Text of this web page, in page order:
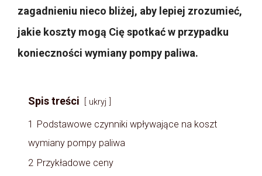
zagadnieniu nieco bliżej, aby lepiej zrozumieć,
jakie koszty mogą Cię spotkać w przypadku
konieczności wymiany pompy paliwa.
Spis treści ukryj
1 Podstawowe czynniki wpływające na koszt
wymiany pompy paliwa
2 Przykładowe ceny